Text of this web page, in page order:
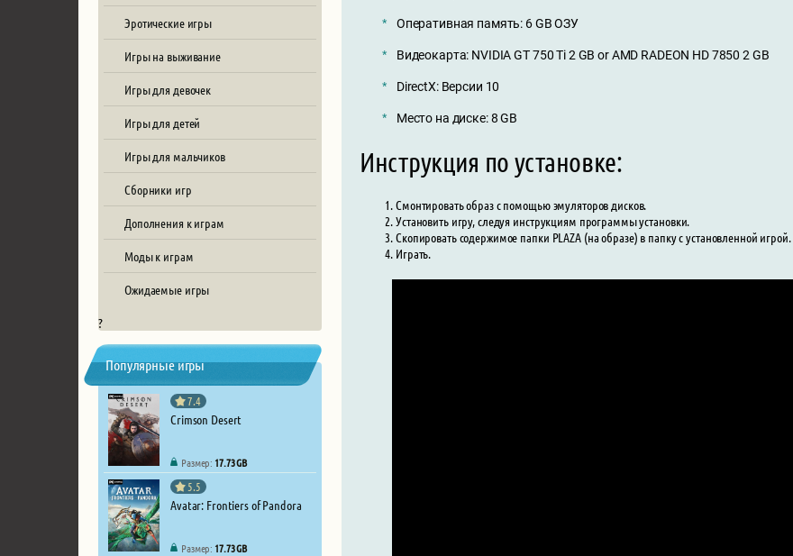
Эротические игры
Игры на выживание
Игры для девочек
Игры для детей
Игры для мальчиков
Сборники игр
Дополнения к играм
Моды к играм
Ожидаемые игры
?
Популярные игры
7.4
Crimson Desert
Размер: 17.73 GB
5.5
Avatar: Frontiers of Pandora
Размер: 17.73 GB
Оперативная память: 6 GB ОЗУ
Видеокарта: NVIDIA GT 750 Ti 2 GB or AMD RADEON HD 7850 2 GB
DirectX: Версии 10
Место на диске: 8 GB
Инструкция по установке:
Смонтировать образ с помощью эмуляторов дисков.
Установить игру, следуя инструкциям программы установки.
Скопировать содержимое папки PLAZA (на образе) в папку с установленной игрой.
Играть.